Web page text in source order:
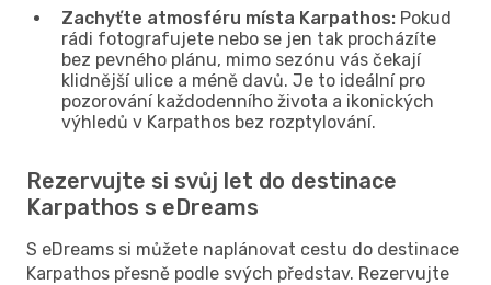
Zachyťte atmosféru místa Karpathos: Pokud
rádi fotografujete nebo se jen tak procházíte
bez pevného plánu, mimo sezónu vás čekají
klidnější ulice a méně davů. Je to ideální pro
pozorování každodenního života a ikonických
výhledů v Karpathos bez rozptylování.
Rezervujte si svůj let do destinace
Karpathos s eDreams
S eDreams si můžete naplánovat cestu do destinace
Karpathos přesně podle svých představ. Rezervujte